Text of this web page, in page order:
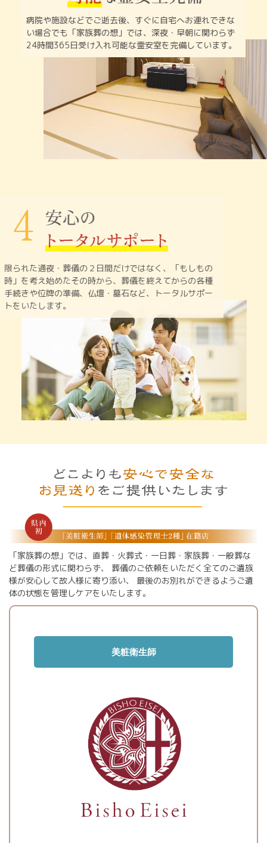
病院や施設などでご逝去後、すぐに自宅へお連れできな
い場合でも「家族葬の想」では、深夜・早朝に関わらず
24時間365日受け入れ可能な霊安室を完備しています。
限られた通夜・葬儀の２日間だけではなく、「もしもの
時」を考え始めたその時から、葬儀を終えてからの各種
手続きや位牌の準備、仏壇・墓石など、トータルサポー
トをいたします。
「家族葬の想」では、直葬・火葬式・一日葬・家族葬・一般葬な
ど葬儀の形式に関わらず、
葬儀のご依頼をいただく全てのご遺族
様が安心して故人様に寄り添い、
最後のお別れができるようご遺
体の状態を管理しケアをいたします。
美粧衛生師